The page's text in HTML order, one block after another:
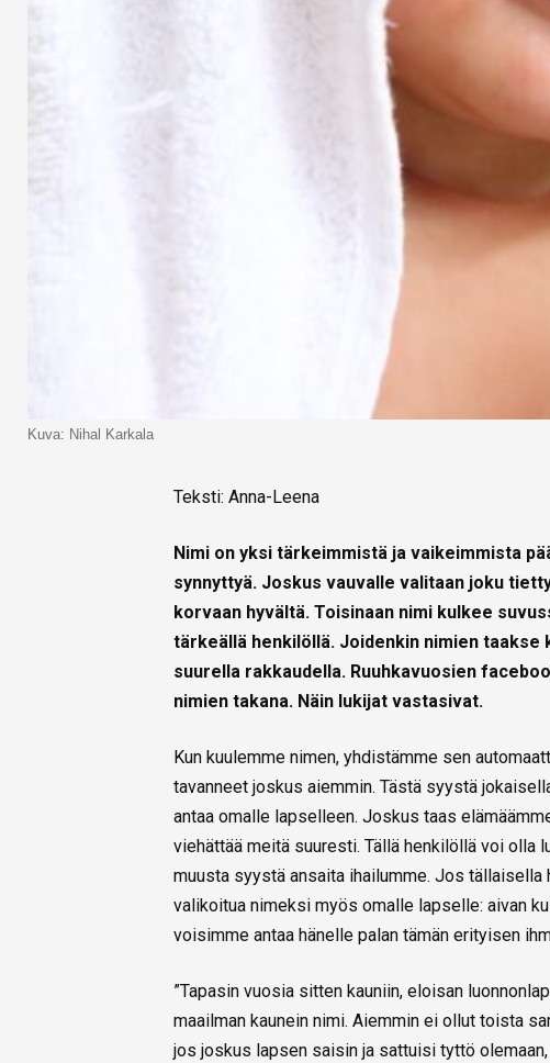
Kuva: Nihal Karkala
Teksti: Anna-Leena
Nimi on yksi tärkeimmistä ja vaikeimmista
synnyttyä. Joskus vauvalle valitaan joku
korvaan hyvältä. Toisinaan nimi kulkee
tärkeällä henkilöllä. Joidenkin nimien
suurella rakkaudella. Ruuhkavuosien
nimien takana. Näin lukijat vastasivat.
Kun kuulemme nimen, yhdistämme sen
tavanneet joskus aiemmin. Tästä syystä
antaa omalle lapselleen. Joskus taas
viehättää meitä suuresti. Tällä henkilöllä voi olla
muusta syystä ansaita ihailumme. Jos
valikoitua nimeksi myös omalle lapselle: aivan
voisimme antaa hänelle palan tämän erityisen
”Tapasin vuosia sitten kauniin, eloisan
maailman kaunein nimi. Aiemmin ei ollut toista
jos joskus lapsen saisin ja sattuisi tyttö